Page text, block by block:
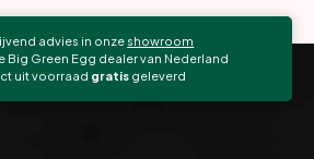
advies in onze showroom
Big Green Egg dealer van Nederland
uit voorraad gratis geleverd